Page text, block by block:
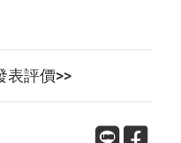
表評價>>